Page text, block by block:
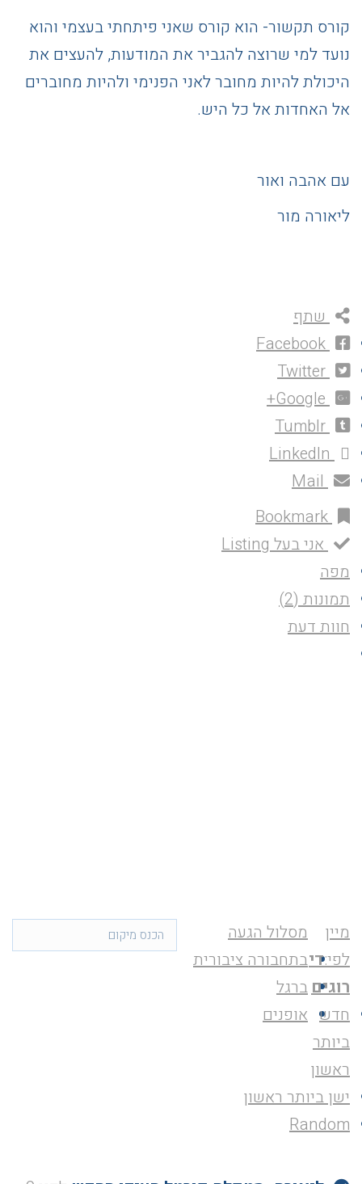
קורס תקשור- הוא קורס שאני פיתחתי בעצמי והוא
נועד למי שרוצה להגביר את המודעות, להעצים את
היכולת להיות מחובר לאני הפנימי ולהיות מחוברים
אל האחדות אל כל היש.
עם אהבה ואור
ליאורה מור
שתף
Facebook
Twitter
Google+
Tumblr
LinkedIn
Mail
Bookmark
אני בעל Listing
מפה
תמונות (2)
חוות דעת
מסלול הגעה
בתחבורה ציבורית
ברגל
אופנים
מיין
לפי:די
רוגים
חדש
ביותר
ראשון
ישן ביותר ראשון
Random